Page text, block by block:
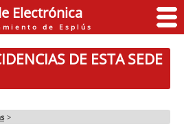
Electrónica
de Esplús
DE ESTA SEDE
>